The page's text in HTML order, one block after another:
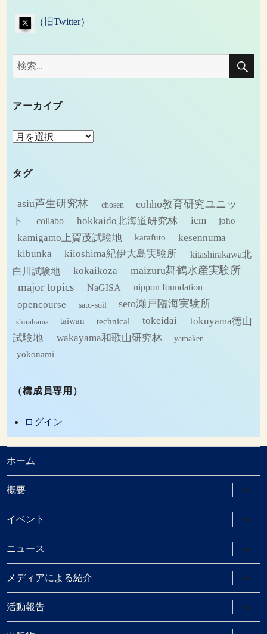
（旧Twitter）
検
索:
検
アーカイブ
ア
カ
ブ
タグ
asiu芦生研究林 chosen
cohho教育研究ユニッ
ト
collabo hokkaido北海道研究林 icm joho
kamigamo上賀茂試験地 karafuto
kesennuma
kibunka
kiioshima紀伊大島実験所
kitashirakawa北
白川試験地
kokaikoza maizuru舞鶴水産実験所
major topics NaGISA nippon foundation
opencourse sato-soil seto瀬戸臨海実験所
shirahama taiwan technical tokeidai
tokuyama徳山
試験地
wakayama和歌山研究林
yamaken
yokonami
（構成員専用）
ログイン
ホーム
概要
ブ
メ
ニ
ュ
ー
を
展
開
イベント
ブ
メ
ニ
ュ
ー
を
展
開
ニュース
ブ
メ
ニ
ュ
ー
を
展
開
メディアによる紹介
ブ
メ
ニ
ュ
ー
を
活動報告
ブ
メ